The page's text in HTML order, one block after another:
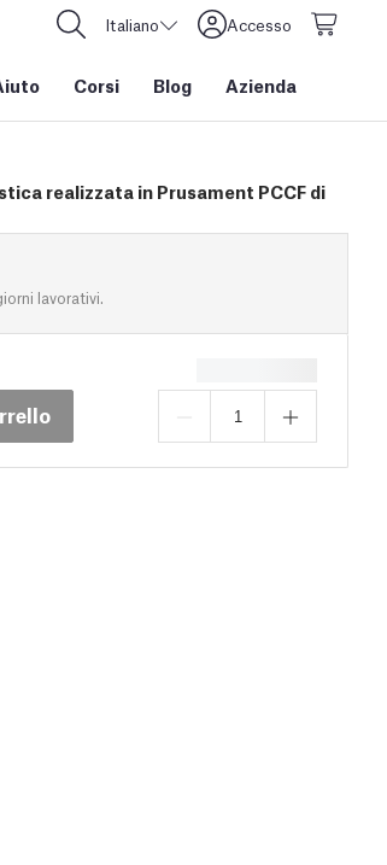
Italiano Accesso
Corsi Blog Azienda
realizzata in Prusament PCCF di
lavorativi.